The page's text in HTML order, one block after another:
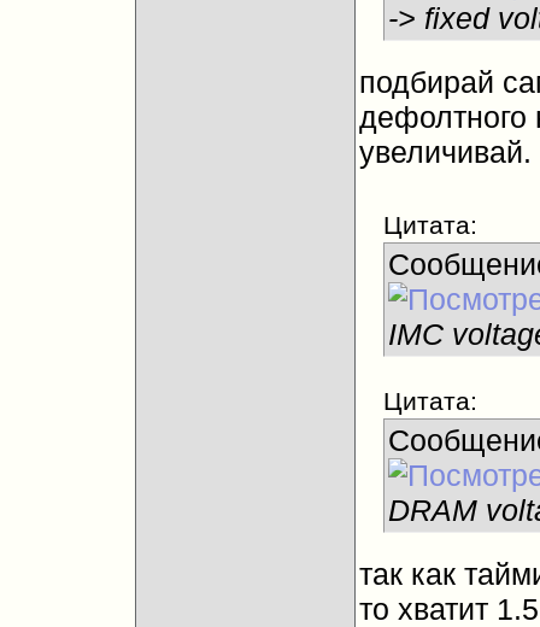
-> fixed
подбирай
дефолтного
увеличивай.
Цитата:
IMC
Цитата:
DRAM
так как
то хватит